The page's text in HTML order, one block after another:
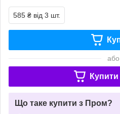
585 ₴ від 3 шт.
або
Купити
Що таке купити з Пром?